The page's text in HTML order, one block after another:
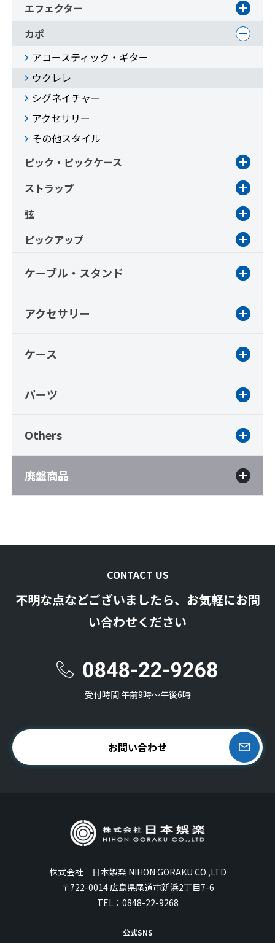
エフェクター
カポ
アコースティック・ギター
ウクレレ
シグネイチャー
アクセサリー
その他スタイル
ピック・ピックケース
ストラップ
弦
ピックアップ
ケーブル・スタンド
アクセサリー
ケース
パーツ
Others
廃盤商品
CONTACT US
不明な点などございましたら、お気軽にお問
い合わせください
受付時間:午前9時〜午後6時
お問い合わせ
株式会社 日本娯楽 NIHON GORAKU CO.,LTD
〒722-0014 広島県尾道市新浜2丁目7-6
TEL： 0848-22-9268
公式SNS